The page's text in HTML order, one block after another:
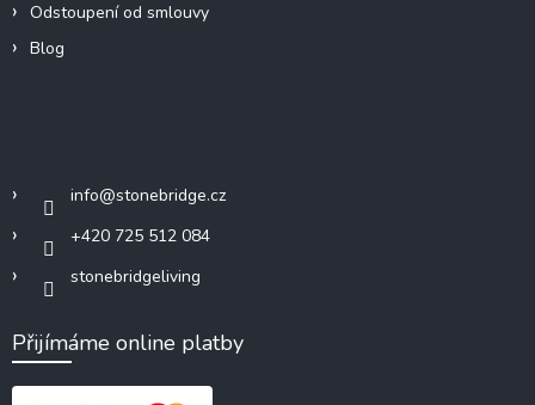
Odstoupení od smlouvy
Blog
info@stonebridge.cz
+420 725 512 084
stonebridgeliving
Přijímáme online platby